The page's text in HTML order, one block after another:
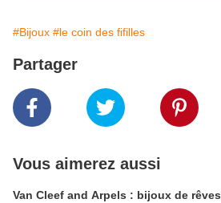
#Bijoux #le coin des fifilles
Partager
Vous aimerez aussi
Van Cleef and Arpels : bijoux de rêves